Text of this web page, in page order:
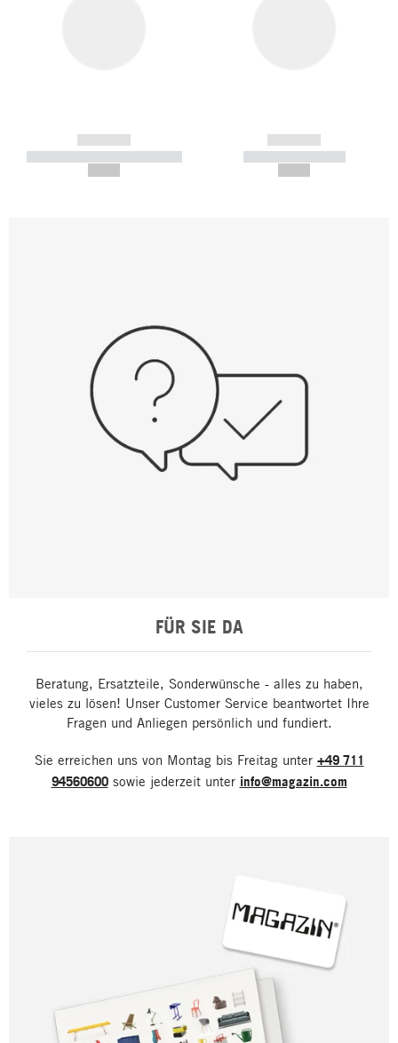
------------
----------- ----------- -----------
------------
----------- -----------
FÜR SIE DA
Beratung, Ersatzteile, Sonderwünsche - alles zu haben,
vieles zu lösen! Unser Customer Service beantwortet Ihre
Fragen und Anliegen persönlich und fundiert.
Sie erreichen uns von Montag bis Freitag unter +49 711
94560600sowie jederzeit unter info@magazin.com